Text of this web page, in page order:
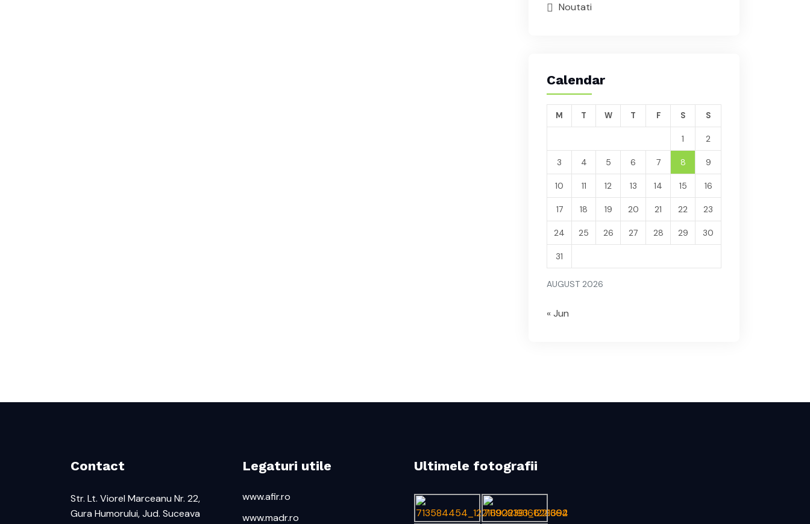
Noutati
Calendar
AUGUST 2026
M T W T F S S
1 2
3 4 5 6 7 8 9
10 11 12 13 14 15 16
17 18 19 20 21 22 23
24 25 26 27 28 29 30
31
« Jun
Contact
Str. Lt. Viorel Marceanu Nr. 22,
Gura Humorului, Jud. Suceava
Legaturi utile
www.afir.ro
www.madr.ro
Ultimele fotografii